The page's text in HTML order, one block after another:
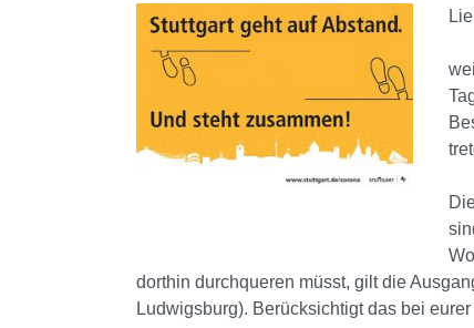
dorthin durchqueren müsst, gilt die
Ludwigsburg). Berücksichtigt das bei